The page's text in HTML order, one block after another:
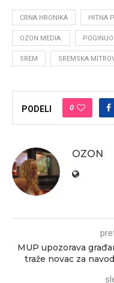
CRNA HRONIKA HITNA
OZON MEDIA.
SREM SREMSKA
PODELI 0
OZON
MUP upozorava
traže novac za